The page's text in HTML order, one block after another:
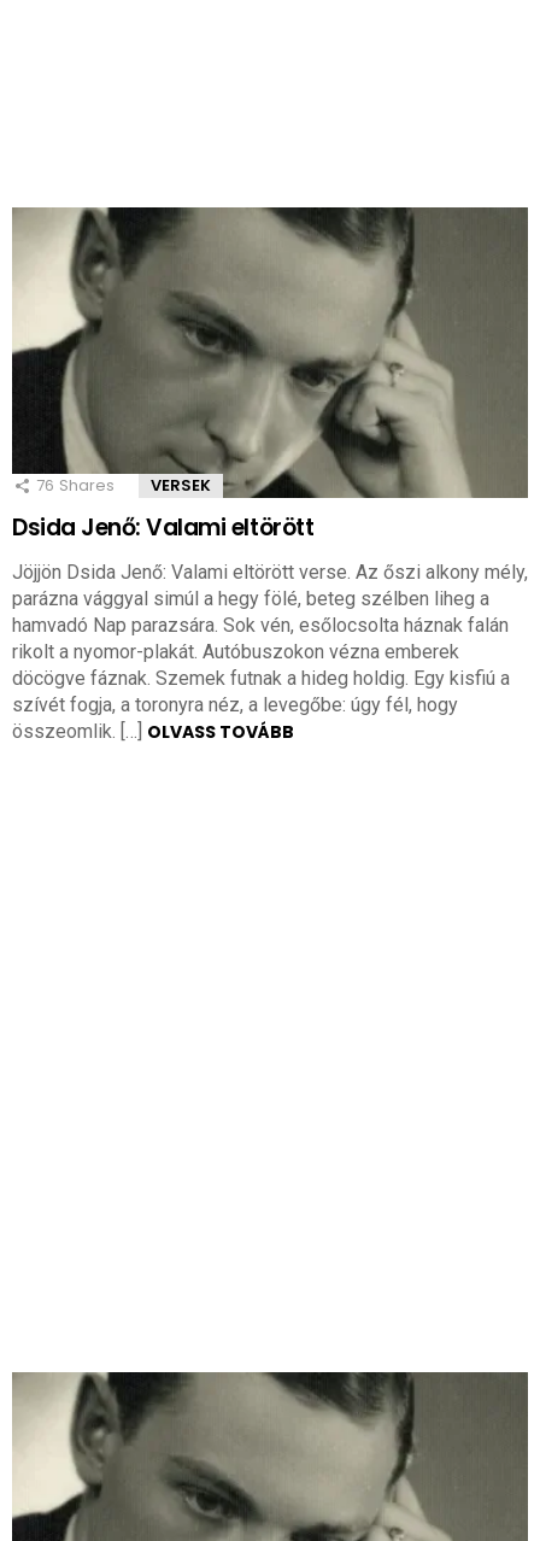
76 Shares VERSEK
Dsida Jenő: Valami eltörött
Jöjjön Dsida Jenő: Valami eltörött verse. Az őszi alkony mély,
parázna vággyal simúl a hegy fölé, beteg szélben liheg a
hamvadó Nap parazsára. Sok vén, esőlocsolta háznak falán
rikolt a nyomor-plakát. Autóbuszokon vézna emberek
döcögve fáznak. Szemek futnak a hideg holdig. Egy kisfiú a
szívét fogja, a toronyra néz, a levegőbe: úgy fél, hogy
összeomlik. […] OLVASS TOVÁBB